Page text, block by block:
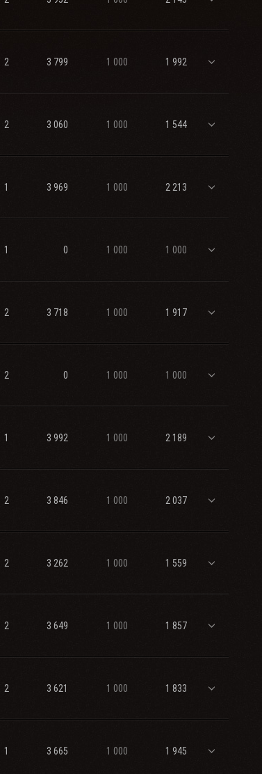
2 3 799 1 000 1 992
2 3 060 1 000 1 544
1 3 969 1 000 2 213
1 0 1 000 1 000
2 3 718 1 000 1 917
2 0 1 000 1 000
1 3 992 1 000 2 189
2 3 846 1 000 2 037
2 3 262 1 000 1 559
2 3 649 1 000 1 857
2 3 621 1 000 1 833
1 3 665 1 000 1 945